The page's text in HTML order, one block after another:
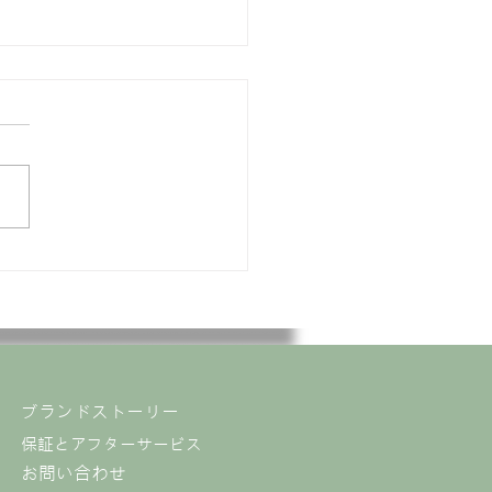
ブランドストーリー
保証とアフターサービス
お問い合わせ